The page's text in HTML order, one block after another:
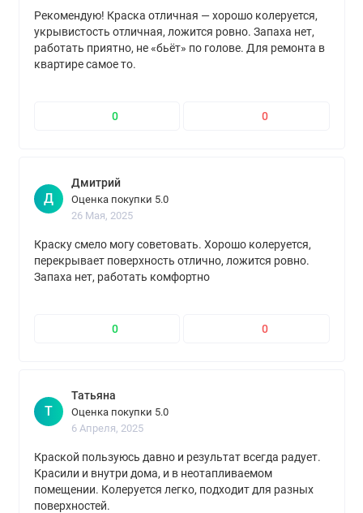
Рекомендую! Краска отличная — хорошо колеруется,
укрывистость отличная, ложится ровно. Запаха нет,
работать приятно, не «бьёт» по голове. Для ремонта в
квартире самое то.
0 0
Д
Дмитрий
Оценка покупки 5.0
26 Мая, 2025
Краску смело могу советовать. Хорошо колеруется,
перекрывает поверхность отлично, ложится ровно.
Запаха нет, работать комфортно
0 0
Т
Татьяна
Оценка покупки 5.0
6 Апреля, 2025
Краской пользуюсь давно и результат всегда радует.
Красили и внутри дома, и в неотапливаемом
помещении. Колеруется легко, подходит для разных
поверхностей.